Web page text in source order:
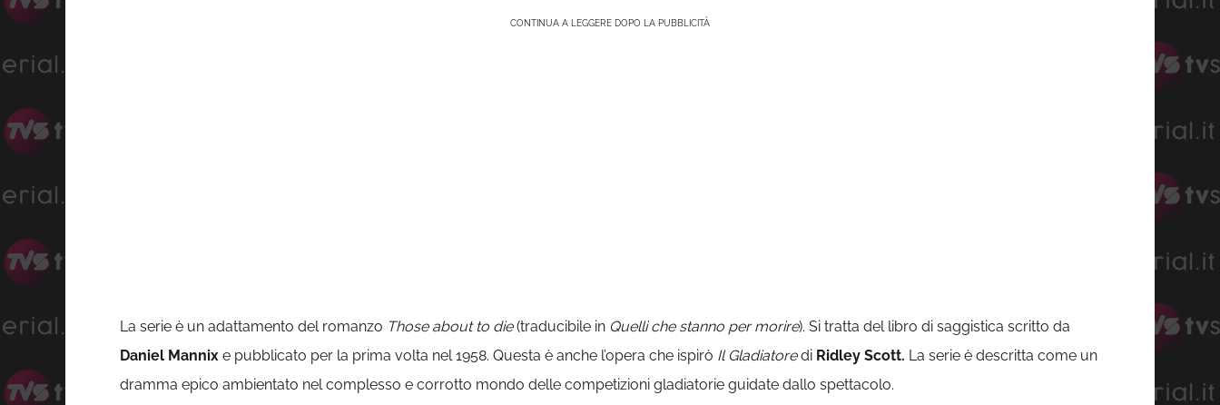
CONTINUA A LEGGERE DOPO LA PUBBLICITÀ
La serie è un adattamento del romanzo Those about to die(traducibile in Quelli che stanno per morire). Si tratta del libro di saggistica scritto da
Daniel Mannix e pubblicato per la prima volta nel 1958. Questa è anche l’opera che ispirò Il Gladiatoredi Ridley Scott. La serie è descritta come un
dramma epico ambientato nel complesso e corrotto mondo delle competizioni gladiatorie guidate dallo spettacolo.